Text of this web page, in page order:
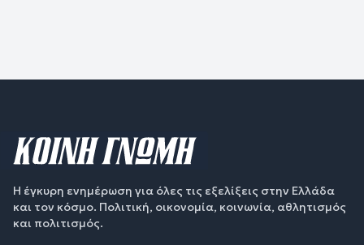
Η έγκυρη ενημέρωση για όλες τις εξελίξεις στην Ελλάδα
και τον κόσμο. Πολιτική, οικονομία, κοινωνία, αθλητισμός
και πολιτισμός.